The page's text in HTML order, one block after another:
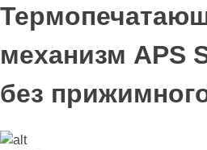
механизм APS
без